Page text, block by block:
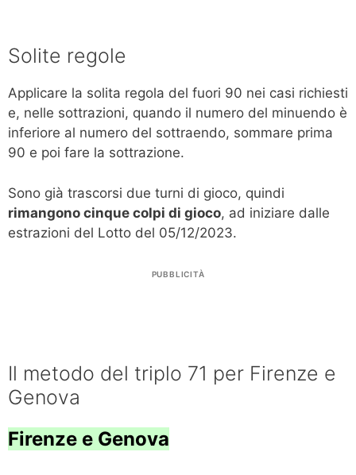
Solite regole
Applicare la solita regola del fuori 90 nei casi richiesti
e, nelle sottrazioni, quando il numero del minuendo è
inferiore al numero del sottraendo, sommare prima
90 e poi fare la sottrazione.
Sono già trascorsi due turni di gioco, quindi
rimangono cinque colpi di gioco, ad iniziare dalle
estrazioni del Lotto del 05/12/2023.
PUBBLICITÀ
Il metodo del triplo 71 per Firenze e
Genova
Firenze e Genova